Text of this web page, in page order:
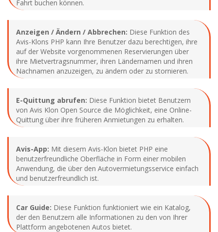
Fahrt buchen können.
Anzeigen / Ändern / Abbrechen: Diese Funktion des
Avis-Klons PHP kann Ihre Benutzer dazu berechtigen, ihre
auf der Website vorgenommenen Reservierungen über
ihre Mietvertragsnummer, ihren Ländernamen und ihren
Nachnamen anzuzeigen, zu ändern oder zu stornieren.
E-Quittung abrufen: Diese Funktion bietet Benutzern
von Avis Klon Open Source die Möglichkeit, eine Online-
Quittung über ihre früheren Anmietungen zu erhalten.
Avis-App: Mit diesem Avis-Klon bietet PHP eine
benutzerfreundliche Oberfläche in Form einer mobilen
Anwendung, die über den Autovermietungsservice einfach
und benutzerfreundlich ist.
Car Guide: Diese Funktion funktioniert wie ein Katalog,
der den Benutzern alle Informationen zu den von Ihrer
Plattform angebotenen Autos bietet.